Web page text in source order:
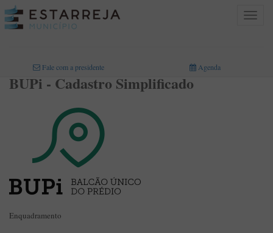
Toggle
Fale com a presidente Agenda
BUPi - Cadastro Simplificado
Enquadramento